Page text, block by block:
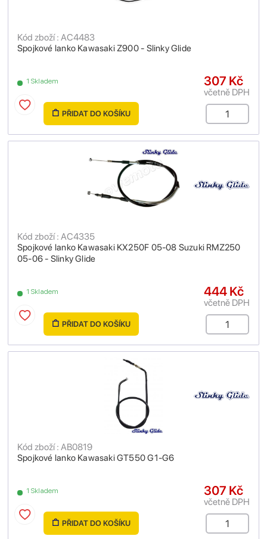
Spojkové lanko Kawasaki Z900 - Slinky Glide
Kód zboží : AC4483
1 Skladem 307 Kč
včetně DPH
PŘIDAT DO KOŠÍKU
Spojkové lanko Kawasaki KX250F 05-08 Suzuki RMZ250
05-06 - Slinky Glide
Kód zboží : AC4335
1 Skladem 444 Kč
včetně DPH
PŘIDAT DO KOŠÍKU
Spojkové lanko Kawasaki GT550 G1-G6
Kód zboží : AB0819
1 Skladem 307 Kč
včetně DPH
PŘIDAT DO KOŠÍKU